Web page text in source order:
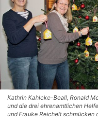
Kathrin Kahlcke-Beall, Ronald
und die drei ehrenamtlichen
und Frauke Reichelt schmücken